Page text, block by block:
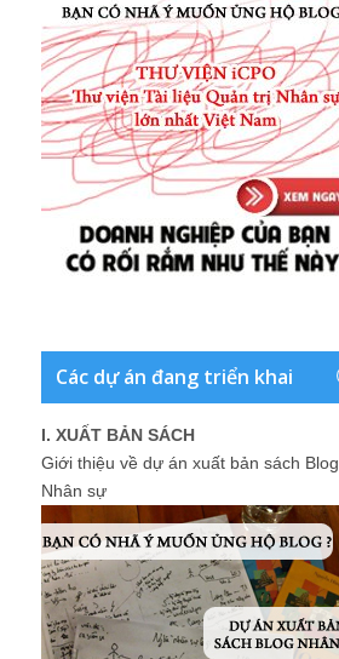
Các dự án đang triển khai
I. XUẤT BẢN SÁCH
Giới thiệu về dự án xuất bản sách Blog
Nhân sự